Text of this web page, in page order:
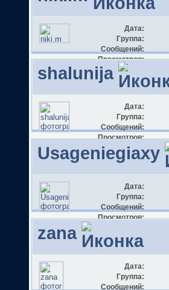
Дата:
Группа:
Сообщений:
Просмотров:
shalunija
Дата:
Группа:
Сообщений:
Просмотров:
Usageniegiaxy
Дата:
Группа:
Сообщений:
Просмотров:
zana
Дата:
Группа:
Сообщений: